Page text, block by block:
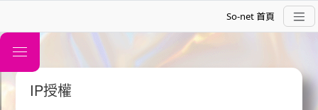
So-net 首頁
IP授權